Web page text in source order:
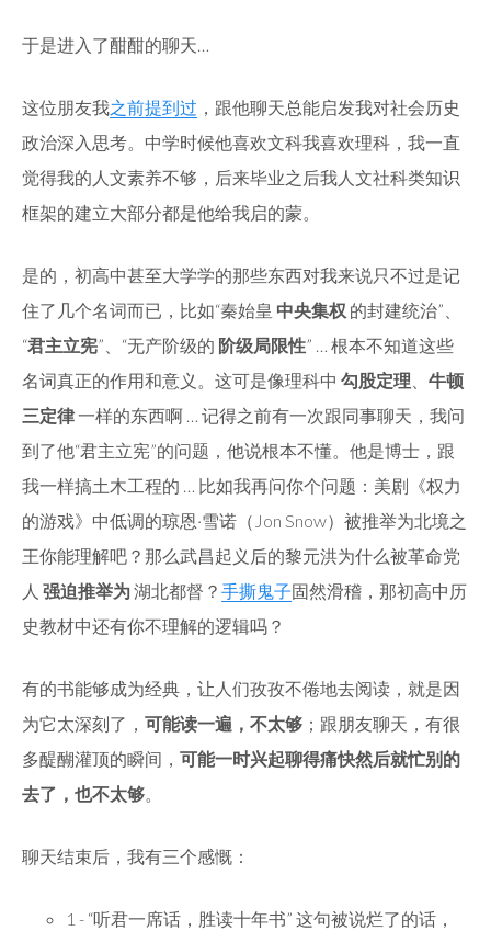
于是进入了酣酣的聊天…
这位朋友我之前提到过 ，跟他聊天总能启发我对社会历史
政治深入思考。中学时候他喜欢文科我喜欢理科，我一直
觉得我的人文素养不够，后来毕业之后我人文社科类知识
框架的建立大部分都是他给我启的蒙。
是的，初高中甚至大学学的那些东西对我来说只不过是记
住了几个名词而已，比如“秦始皇 中央集权 的封建统治”、
“君主立宪”、“无产阶级的 阶级局限性” … 根本不知道这些
名词真正的作用和意义。这可是像理科中 勾股定理
牛顿
三定律一样的东西啊 … 记得之前有一次跟同事聊天，我问
到了他“君主立宪”的问题，他说根本不懂。他是博士，跟
我一样搞土木工程的 … 比如我再问你个问题：美剧《权力
的游戏》中低调的琼恩·雪诺（Jon Snow）被推举为北境之
王你能理解吧？那么武昌起义后的黎元洪为什么被革命党
人 强迫推举为湖北都督？ 手撕鬼子固然滑稽，那初高中历
史教材中还有你不理解的逻辑吗？
有的书能够成为经典，让人们孜孜不倦地去阅读，就是因
为它太深刻了， 可能读一遍，不太够 ；跟朋友聊天，有很
多醍醐灌顶的瞬间， 可能一时兴起聊得痛快然后就忙别的
去了，也不太够。
聊天结束后，我有三个感慨：
1 - “听君一席话，胜读十年书” 这句被说烂了的话，